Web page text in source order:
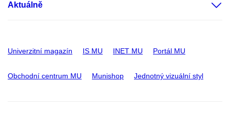
Aktuálně
Univerzitní magazín IS MU INET MU Portál MU
Obchodní centrum MU Munishop Jednotný vizuální styl